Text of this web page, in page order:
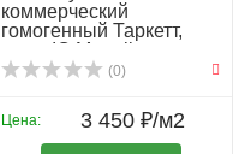
коммерческий
гомогенный Таркетт,
колл. IQ Megali...
(0)
Цена: 3 450 ₽/м2